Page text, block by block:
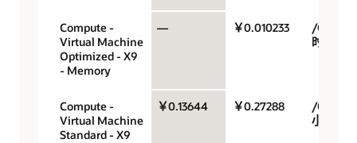
Compute -
Virtual Machine
Optimized - X9
- Memory
— ￥0.010233
/GB/小
时
Compute -
Virtual Machine
Standard - X9
￥0.13644 ￥0.27288
/OCPU/
小时